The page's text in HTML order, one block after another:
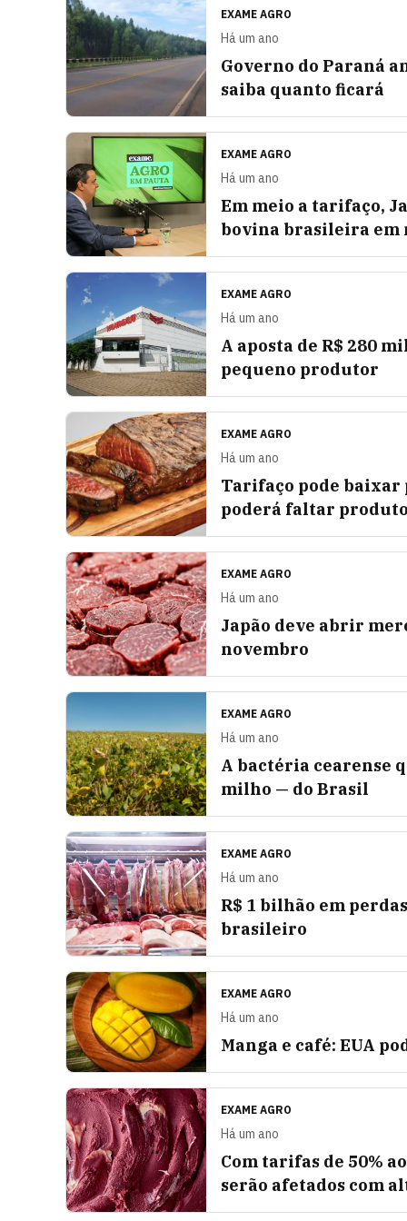
EXAME AGRO
Há um ano
Governo do Paraná
saiba quanto ficará
EXAME AGRO
Há um ano
Em meio a tarifaço,
bovina brasileira em
EXAME AGRO
Há um ano
A aposta de R$ 280
pequeno produtor
EXAME AGRO
Há um ano
Tarifaço pode baixar
poderá faltar
EXAME AGRO
Há um ano
Japão deve abrir
novembro
EXAME AGRO
Há um ano
A bactéria cearense
milho — do Brasil
EXAME AGRO
Há um ano
R$ 1 bilhão em
brasileiro
EXAME AGRO
Há um ano
Manga e café: EUA
EXAME AGRO
Há um ano
Com tarifas de 50%
serão afetados com